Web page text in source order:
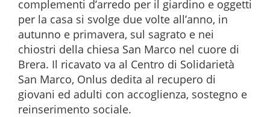
complementi d’arredo per il giardino e oggetti
per la casa si svolge due volte all’anno, in
autunno e primavera, sul sagrato e nei
chiostri della chiesa San Marco nel cuore di
Brera. Il ricavato va al Centro di Solidarietà
San Marco, Onlus dedita al recupero di
giovani ed adulti con accoglienza, sostegno e
reinserimento sociale.